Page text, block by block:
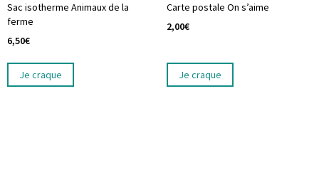
Sac isotherme Animaux de la
ferme
6,50€
Je craque
Carte postale On s’aime
2,00€
Je craque